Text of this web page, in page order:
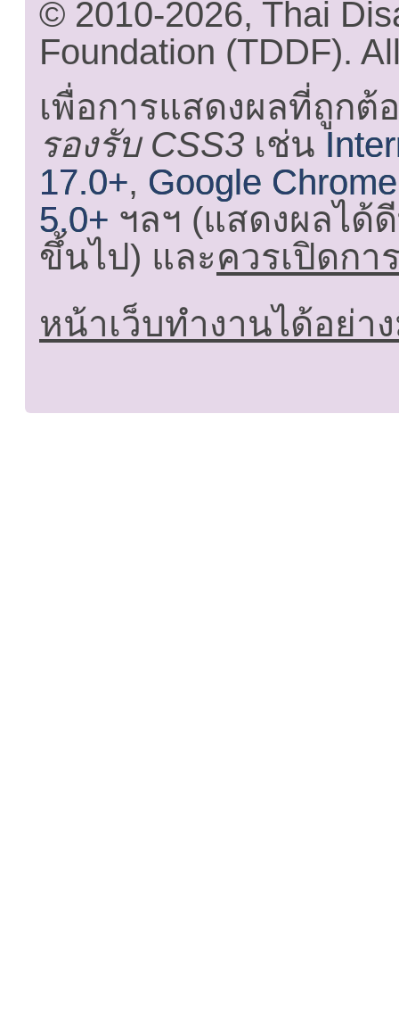
© 2010-2026, Thai
Foundation (TDDF).
เพื่อการแสดงผลที่ถูกต้
รองรับ CSS3 เช่น
17.0+, Google
5.0+ ฯลฯ (แสดงผลได้
ขึ้นไป) และควรเปิดกา
หน้าเว็บทำงานได้อย่า